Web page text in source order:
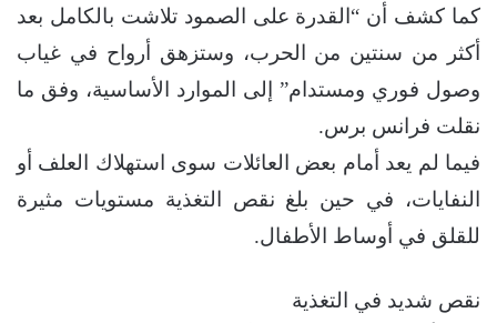
كما كشف أن “القدرة على الصمود تلاشت بالكامل بعد
أكثر من سنتين من الحرب، وستزهق أرواح في غياب
وصول فوري ومستدام” إلى الموارد الأساسية، وفق ما
نقلت فرانس برس.
فيما لم يعد أمام بعض العائلات سوى استهلاك العلف أو
النفايات، في حين بلغ نقص التغذية مستويات مثيرة
للقلق في أوساط الأطفال.
نقص شديد في التغذية